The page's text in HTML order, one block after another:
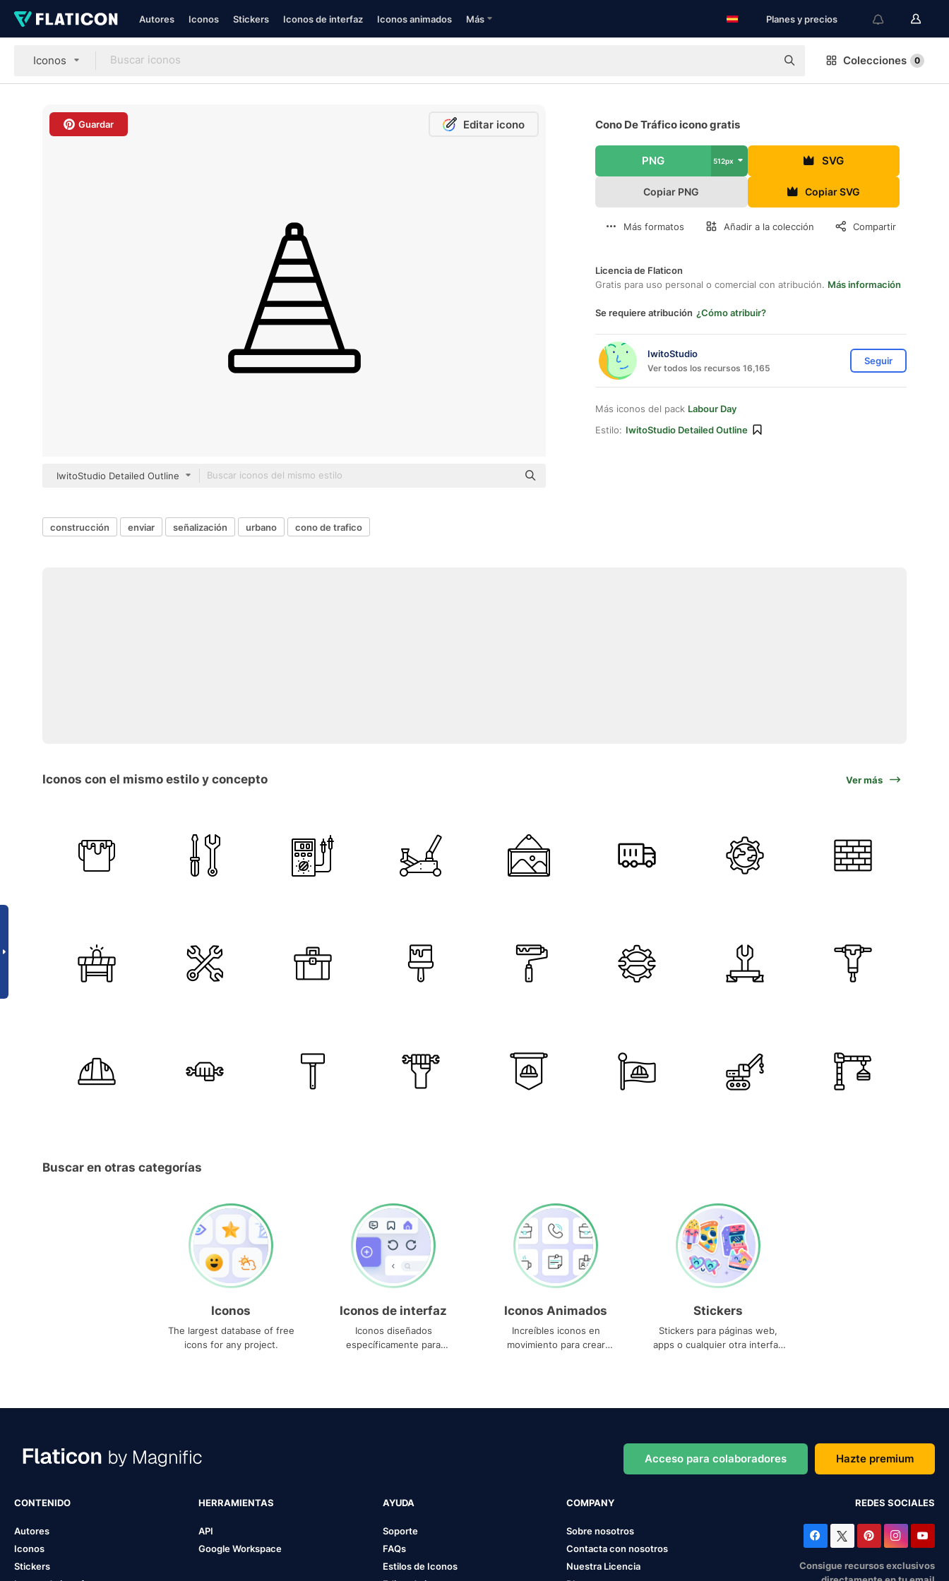
Autores Iconos Stickers Iconos de interfaz Iconos animados Más Planes y precios
Iconos Colecciones 0
Guardar Editar icono
IwitoStudio Detailed Outline
Cono De Tráfico icono gratis
PNG 512px SVG
Copiar PNG Copiar SVG
Más formatos Añadir a la colección Compartir
Licencia de Flaticon
Gratis para uso personal o comercial con atribución. Más información
Se requiere atribución ¿Cómo atribuir?
IwitoStudio
Ver todos los recursos 16,165
Seguir
Más iconos del pack Labour Day
Estilo: IwitoStudio Detailed Outline
construcción enviar señalización urbano cono de trafico
Iconos con el mismo estilo y concepto Ver más
Buscar en otras categorías
Iconos
The largest database of free
icons for any project.
Iconos de interfaz
Iconos diseñados
específicamente para
Iconos Animados
Increíbles iconos en
movimiento para crear
Stickers
Stickers para páginas web,
apps o cualquier otra interfaz
Acceso para colaboradores Hazte premium
CONTENIDO
Autores
Iconos
Stickers
HERRAMIENTAS
API
Google Workspace
AYUDA
Soporte
FAQs
Estilos de Iconos
COMPANY
Sobre nosotros
Contacta con nosotros
Nuestra Licencia
REDES SOCIALES
Consigue recursos exclusivos